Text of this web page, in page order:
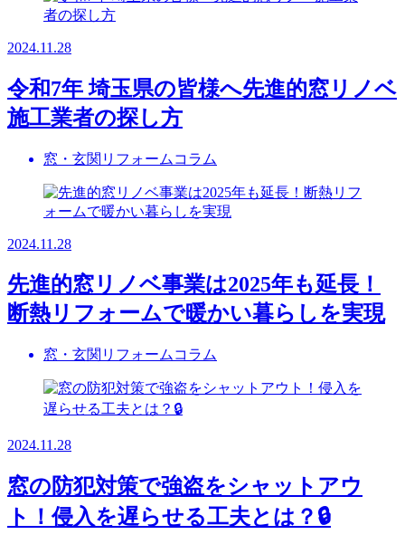
2024.11.28
令和7年 埼玉県の皆様へ先進的窓リノベ
施工業者の探し方
窓・玄関リフォームコラム
2024.11.28
先進的窓リノベ事業は2025年も延長！
断熱リフォームで暖かい暮らしを実現
窓・玄関リフォームコラム
2024.11.28
窓の防犯対策で強盗をシャットアウ
ト！侵入を遅らせる工夫とは？🔒